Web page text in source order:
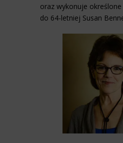
oraz wykonuje określone
do 64-letniej Susan